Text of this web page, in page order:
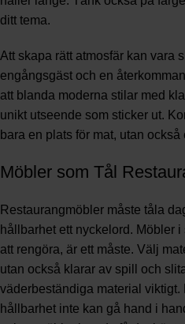
ditt tema.
Att skapa rätt atmosfär kan vara
engångsgäst och en
att blanda moderna stilar med
unikt utseende som sticker ut.
bara en plats för mat, utan
Möbler som Tål
Restaurangmöbler måste tåla
hållbarhet ett nyckelord. Möbler
att rengöra, är ett måste. Välj
utan också klarar av spill och
väderbeständiga material viktigt.
hållbarhet inte kan gå hand i